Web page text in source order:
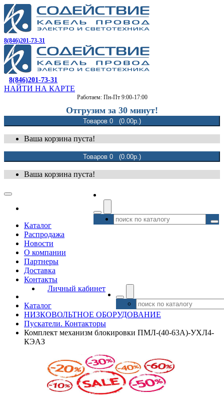
8(846)201-73-31
8(846)201-73-31
НАЙТИ НА КАРТЕ
Работаем: Пн-Пт 9:00-17:00
Отгрузим за 30 минут!
Товаров 0 (0.00р.)
Ваша корзина пуста!
Товаров 0 (0.00р.)
Ваша корзина пуста!
Каталог
Распродажа
Новости
О компании
Партнеры
Доставка
Контакты
Личный кабинет
Каталог
НИЗКОВОЛЬТНОЕ ОБОРУДОВАНИЕ
Пускатели. Контакторы
Комплект механизм блокировки ПМЛ-(40-63А)-УХЛ4-
КЭАЗ